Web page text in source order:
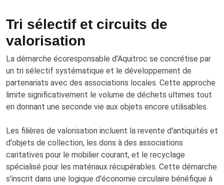
Tri sélectif et circuits de
valorisation
La démarche écoresponsable d'Aquitroc se concrétise par
un tri sélectif systématique et le développement de
partenariats avec des associations locales. Cette approche
limite significativement le volume de déchets ultimes tout
en donnant une seconde vie aux objets encore utilisables.
Les filières de valorisation incluent la revente d'antiquités et
d'objets de collection, les dons à des associations
caritatives pour le mobilier courant, et le recyclage
spécialisé pour les matériaux récupérables. Cette démarche
s'inscrit dans une logique d'économie circulaire bénéfique à